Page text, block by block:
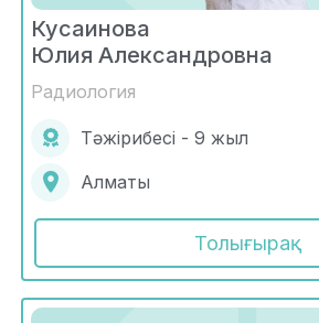
Кусаинова
Юлия Александровна
Радиология
Тәжірибесі - 9 жыл
Алматы
Толығырақ